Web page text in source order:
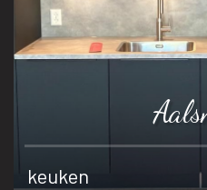
keuken